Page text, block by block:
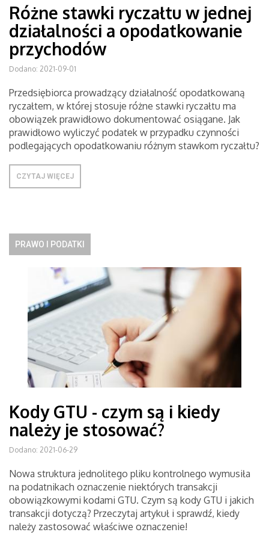
Różne stawki ryczałtu w jednej
działalności a opodatkowanie
przychodów
Dodano: 2021-09-01
Przedsiębiorca prowadzący działalność opodatkowaną
ryczałtem, w której stosuje różne stawki ryczałtu ma
obowiązek prawidłowo dokumentować osiągane. Jak
prawidłowo wyliczyć podatek w przypadku czynności
podlegających opodatkowaniu różnym stawkom ryczałtu?
CZYTAJ WIĘCEJ
PRAWO I PODATKI
Kody GTU - czym są i kiedy
należy je stosować?
Dodano: 2021-06-29
Nowa struktura jednolitego pliku kontrolnego wymusiła
na podatnikach oznaczenie niektórych transakcji
obowiązkowymi kodami GTU. Czym są kody GTU i jakich
transakcji dotyczą? Przeczytaj artykuł i sprawdź, kiedy
należy zastosować właściwe oznaczenie!